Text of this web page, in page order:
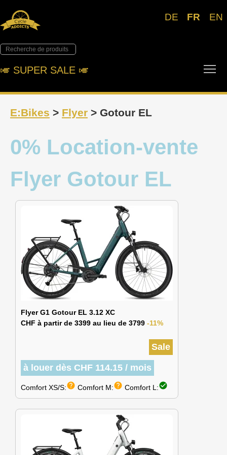
DE FR EN
🎺︎ SUPER SALE 🎺︎
E:Bikes > Flyer > Gotour EL
0% Location-vente
Flyer Gotour EL
Flyer G1 Gotour EL 3.12 XC
CHF à partir de 3399 au lieu de 3799 -11%
Sale
à louer dès CHF 114.15 / mois
Comfort XS/S:help Comfort M:help Comfort L:check_circle